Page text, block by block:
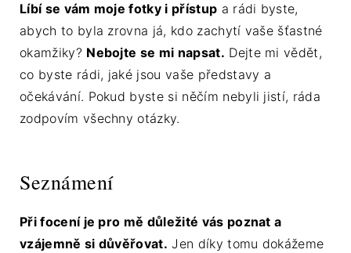
Líbí se vám moje fotky i přístup a rádi byste,
abych to byla zrovna já, kdo zachytí vaše šťastné
okamžiky? Nebojte se mi napsat. Dejte mi vědět,
co byste rádi, jaké jsou vaše představy a
očekávání. Pokud byste si něčím nebyli jistí, ráda
zodpovím všechny otázky.
Seznámení
Při focení je pro mě důležité vás poznat a
vzájemně si důvěřovat. Jen díky tomu dokážeme